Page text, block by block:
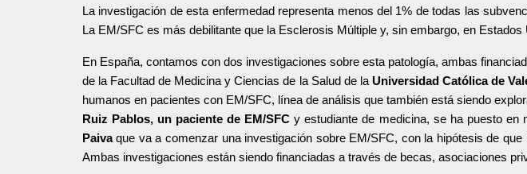
︎La investigación de esta enfermedad representa menos del 1% de todas las
La EM/SFC es más debilitante que la Esclerosis Múltiple y, sin embargo, en
En España, contamos con dos investigaciones sobre esta patología, ambas
de la Facultad de Medicina y Ciencias de la Salud de la Universidad Católica de
humanos en pacientes con EM/SFC, línea de análisis que también está siendo
Ruiz Pablos, un paciente de EM/SFC y estudiante de medicina, se ha puesto en
Paivaque va a comenzar una investigación sobre EM/SFC, con la hipótesis de
Ambas investigaciones están siendo financiadas a través de becas, asociaciones